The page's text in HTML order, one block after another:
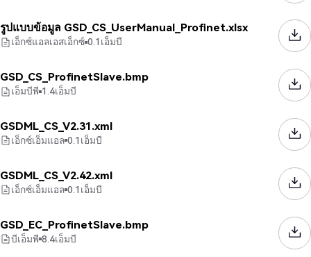
รูปแบบข้อมูล GSD_CS_UserManual_Profinet.xlsx
เอ็กซ์แอลเอสเอ็กซ์ 0.1เอ็มบี
GSD_CS_ProfinetSlave.bmp
เอ็มบีพี 1.4เอ็มบี
GSDML_CS_V2.31.xml
เอ็กซ์เอ็มแอล 0.1เอ็มบี
GSDML_CS_V2.42.xml
เอ็กซ์เอ็มแอล 0.1เอ็มบี
GSD_EC_ProfinetSlave.bmp
บีเอ็มพี 8.4เอ็มบี